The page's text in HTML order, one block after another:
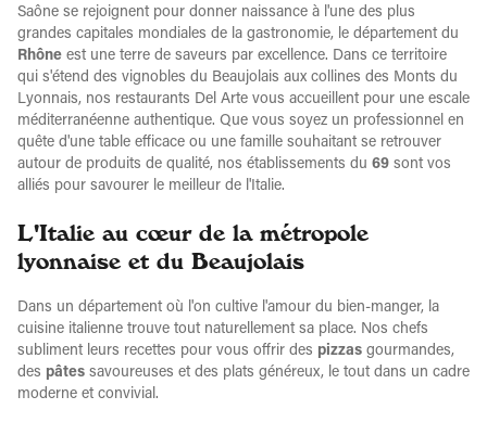
Saône se rejoignent pour donner naissance à l'une des plus
grandes capitales mondiales de la gastronomie, le département du
Rhône est une terre de saveurs par excellence. Dans ce territoire
qui s'étend des vignobles du Beaujolais aux collines des Monts du
Lyonnais, nos restaurants Del Arte vous accueillent pour une escale
méditerranéenne authentique. Que vous soyez un professionnel en
quête d'une table efficace ou une famille souhaitant se retrouver
autour de produits de qualité, nos établissements du 69 sont vos
alliés pour savourer le meilleur de l'Italie.
L'Italie au cœur de la métropole
lyonnaise et du Beaujolais
Dans un département où l'on cultive l'amour du bien-manger, la
cuisine italienne trouve tout naturellement sa place. Nos chefs
subliment leurs recettes pour vous offrir des pizzas gourmandes,
des pâtes savoureuses et des plats généreux, le tout dans un cadre
moderne et convivial.